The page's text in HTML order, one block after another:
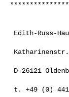
***************